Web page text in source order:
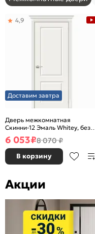
Доставим завтра
Дверь межкомнатная
Скинни-12 Эмаль Whitey, без
декора, глухая, без стекла,
без кромки, скиновая
4,9
6 053₽8 070 ₽
В корзину
Акции